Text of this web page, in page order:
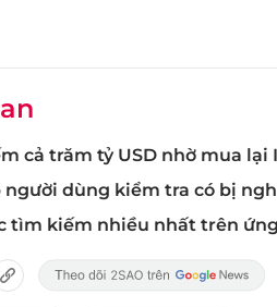
cả trăm tỷ USD nhờ mua lại
người dùng kiểm tra có bị
tìm kiếm nhiều nhất trên